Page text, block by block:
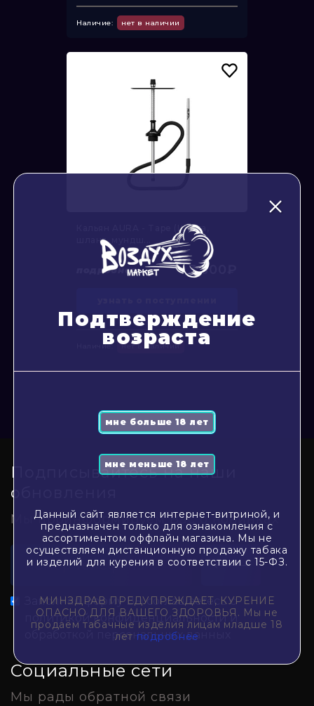
Наличие: нет в наличии
Кальян AURA - Tape (Шахта,
шланг, мундш...
подробнее 3 500₽
Наличие: нет в наличии
Подписывайтесь на наши
обновления
Мы проинформируем Вас о новинках
Заполняя форму Вы соглашаетесь с
политикой конфиденциальности и
обработкой персональных данных
Социальные сети
Мы рады обратной связи
Подтверждение
возраста
Данный сайт является интернет-витриной, и
предназначен только для ознакомления с
ассортиментом оффлайн магазина. Мы не
осуществляем дистанционную продажу табака
и изделий для курения в соответствии с 15-ФЗ.
МИНЗДРАВ ПРЕДУПРЕЖДАЕТ, КУРЕНИЕ
ОПАСНО ДЛЯ ВАШЕГО ЗДОРОВЬЯ. Мы не
продаём табачные изделия лицам младше 18
лет подробнее